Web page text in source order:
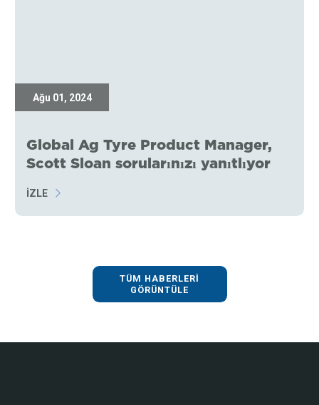
Ağu 01, 2024
Global Ag Tyre Product Manager,
Scott Sloan sorularınızı yanıtlıyor
İZLE
TÜM HABERLERI
GÖRÜNTÜLE